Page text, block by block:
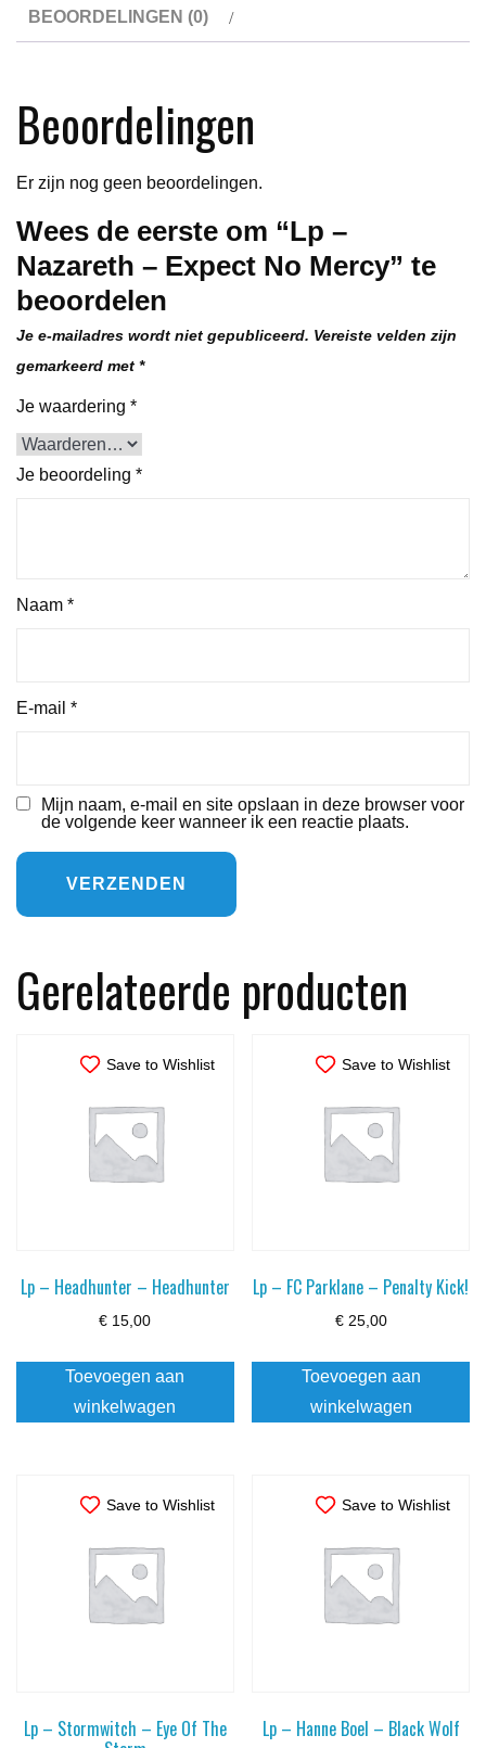
BEOORDELINGEN (0)
Beoordelingen
Er zijn nog geen beoordelingen.
Wees de eerste om “Lp –
Nazareth – Expect No Mercy” te
beoordelen
Je e-mailadres wordt niet gepubliceerd. Vereiste velden zijn
gemarkeerd met *
Je waardering *
Je beoordeling *
Naam *
E-mail *
Mijn naam, e-mail en site opslaan in deze browser voor
de volgende keer wanneer ik een reactie plaats.
Gerelateerde producten
Save to Wishlist
Lp – Headhunter – Headhunter
€ 15,00
Toevoegen aan
winkelwagen
Save to Wishlist
Lp – FC Parklane – Penalty Kick!
€25,00
Toevoegen aan
winkelwagen
Save to Wishlist
Lp – Stormwitch – Eye Of The
Save to Wishlist
Lp – Hanne Boel – Black Wolf